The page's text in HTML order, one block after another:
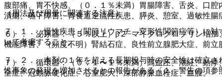
腹部痛、胃不快感、（０．１％未満）胃腸障害、舌炎、口
潰瘍、嚥下障害、胃食道逆流性疾患、膵炎、憩室、過敏性腸
６）． 泌尿器：（５％以上）β２−マイクログロブリン増
機能障害、（頻度不明）腎結石症、良性前立腺肥大症、前立
７）． 循環器：（０．１〜１％未満）高血圧、潮紅、動
全症、冠動脈硬化症、心室肥大、深部静脈血栓症、血腫。
（用法及び用量に関連する注意）
７．１． 慢性疾患（関節リウマチ、変形性関節症等）に
いて考慮すること。
７．２． 本剤の１年を超える長期投与時の安全性は確立
性事象の発現を増加させるとの報告がある〔１．警告の項参